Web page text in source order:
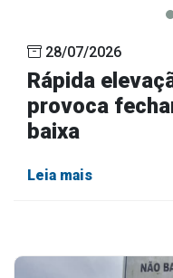
28/07/2026
Rápida
provoca
baixa
Leia mais